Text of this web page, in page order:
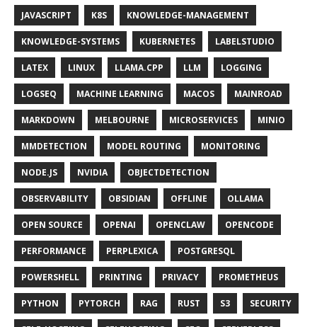
JAVASCRIPT K8S KNOWLEDGE-MANAGEMENT
KNOWLEDGE-SYSTEMS KUBERNETES LABELSTUDIO
LATEX LINUX LLAMA.CPP LLM LOGGING
LOGSEQ MACHINE LEARNING MACOS MAINROAD
MARKDOWN MELBOURNE MICROSERVICES MINIO
MMDETECTION MODEL ROUTING MONITORING
NODE.JS NVIDIA OBJECTDETECTION
OBSERVABILITY OBSIDIAN OFFLINE OLLAMA
OPEN SOURCE OPENAI OPENCLAW OPENCODE
PERFORMANCE PERPLEXICA POSTGRESQL
POWERSHELL PRINTING PRIVACY PROMETHEUS
PYTHON PYTORCH RAG RUST S3 SECURITY